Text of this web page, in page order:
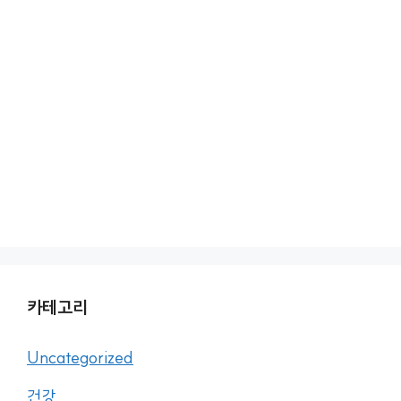
카테고리
Uncategorized
건강